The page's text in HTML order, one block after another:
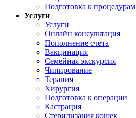
Подготовка к процедурам
Услуги
Услуги
Онлайн консультация
Пополнение счета
Вакцинация
Семейная экскурсия
Чипирование
Терапия
Хирургия
Подготовка к операции
Кастрация
Стерилизация кошек